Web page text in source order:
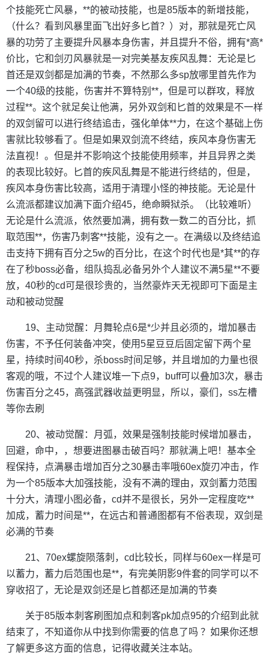
个技能死亡风暴，**的被动技能，也是85版本的新增技能，
（什么？看到风暴里面飞出好多匕首？）对，那就是死亡风
暴的功劳了主要提升风暴本身伤害，并且提升不俗，拥有*高*
价比，它和剑刃风暴就是一对完美基友疾风乱舞：无论是匕
首还是双剑都是加满的节奏，不然那么多sp放哪里首先作为
一个40级的技能，伤害并不算特别**，但是可以群攻，释放
过程**。这个就足矣让他满，另外双剑和匕首的效果是不一样
的双剑留可以进行终结追击，强化单体**力，在这个基础上伤
害就比较够看了。但是如果双剑流不终结，疾风本身伤害无
法直视！。但是并不影响这个技能使用频率，并且异界之类
的表现比较好。匕首的疾风乱舞是不能进行终结的，但是，
疾风本身伤害比较高，适用于清理小怪的神技能。无论是什
么流派都建议加满下面介绍45，绝命瞬狱杀。（比较难听）
无论是什么流派，依然要加满，拥有数一数二的百分比，抓
取范围**，伤害乃刺客**技能，没有之一。在满级以及终结追
击支持下拥有百分之5w的百分比，在这个时代也是*其**的存
在了秒boss必备，组队捣乱必备另外个人建议不满5星**不要
放，40秒的cd可是很珍贵的，当然豪炸天无视即可下面是主
动和被动觉醒
19、主动觉醒：月舞轮点6是*少并且必须的，增加暴击
伤害，不予任何装备冲突，使用5星豆豆后固定留下两个星
星，持续时间40秒，杀boss时间足够，并且增加的力量也很
客观的哦，不过个人建议堆一下点9，buff可以叠加3次，暴击
伤害百分之45，高强武器收益更明显，所以，豪们，ss左槽
等你去刷
20、被动觉醒：月弧，效果是强制技能时候增加暴击，
回避，命中，，想要进图暴击破百吗？那就满上吧！基本全
程保持，点满暴击增加百分之30暴击率哦60ex旋刃冲击，作
为一个85版本大加强技能，没有不满的理由，双剑蓄力范围
十分大，清理小图必备，cd并不是很长，另外一定程度吃**
加成，蓄力时间是**，在远古和普通图都有不俗表现，双剑是
必满的节奏
21、70ex螺旋陨落刺，cd比较长，同样与60ex一样是可
以蓄力，蓄力后范围也是**，有完美阴影9件套的同学可以不
穿收招了，无论是双剑还是匕首都还是加满的节奏
关于85版本刺客刷图加点和刺客pk加点95的介绍到此就
结束了，不知道你从中找到你需要的信息了吗 ？如果你还想
了解更多这方面的信息，记得收藏关注本站。